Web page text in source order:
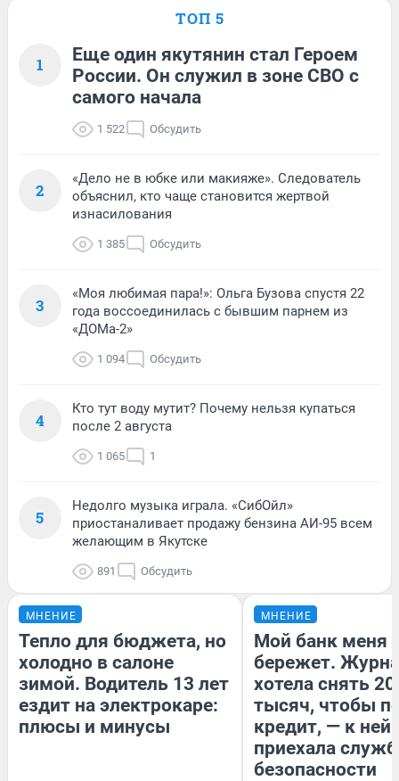
ТОП 5
1
Еще один якутянин стал Героем
России. Он служил в зоне СВО с
самого начала
1 522 Обсудить
2
«Дело не в юбке или макияже». Следователь
объяснил, кто чаще становится жертвой
изнасилования
1 385 Обсудить
3
«Моя любимая пара!»: Ольга Бузова спустя 22
года воссоединилась с бывшим парнем из
«ДОМа-2»
1 094 Обсудить
4
Кто тут воду мутит? Почему нельзя купаться
после 2 августа
1 065 1
5
Недолго музыка играла. «СибОйл»
приостаналивает продажу бензина АИ-95 всем
желающим в Якутске
891 Обсудить
МНЕНИЕ
Тепло для бюджета, но
холодно в салоне
зимой. Водитель 13 лет
ездит на электрокаре:
плюсы и минусы
МНЕНИЕ
Мой банк меня
бережет.
хотела снять
тысяч, чтобы
кредит, — к
приехала
безопасности